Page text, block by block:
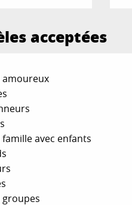
acceptées
amoureux
famille avec enfants
groupes